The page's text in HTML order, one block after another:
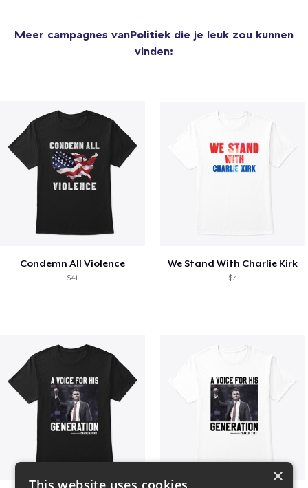
Meer campagnes vanPolitiek die je leuk zou kunnen
vinden:
Condemn All Violence
$41
We Stand With Charlie Kirk
$7
×
This website uses cookies